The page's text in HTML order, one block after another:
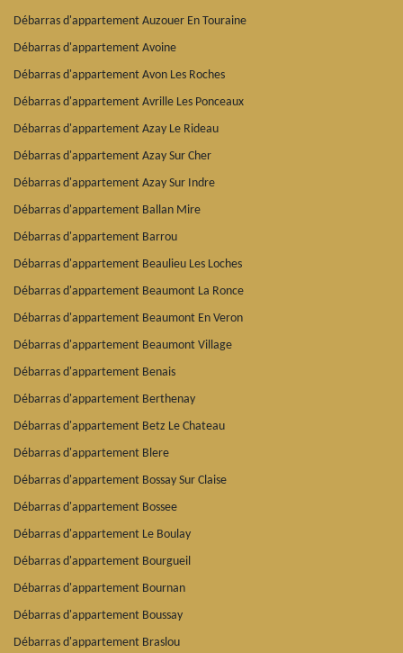
Débarras d'appartement Auzouer En Touraine
Débarras d'appartement Avoine
Débarras d'appartement Avon Les Roches
Débarras d'appartement Avrille Les Ponceaux
Débarras d'appartement Azay Le Rideau
Débarras d'appartement Azay Sur Cher
Débarras d'appartement Azay Sur Indre
Débarras d'appartement Ballan Mire
Débarras d'appartement Barrou
Débarras d'appartement Beaulieu Les Loches
Débarras d'appartement Beaumont La Ronce
Débarras d'appartement Beaumont En Veron
Débarras d'appartement Beaumont Village
Débarras d'appartement Benais
Débarras d'appartement Berthenay
Débarras d'appartement Betz Le Chateau
Débarras d'appartement Blere
Débarras d'appartement Bossay Sur Claise
Débarras d'appartement Bossee
Débarras d'appartement Le Boulay
Débarras d'appartement Bourgueil
Débarras d'appartement Bournan
Débarras d'appartement Boussay
Débarras d'appartement Braslou